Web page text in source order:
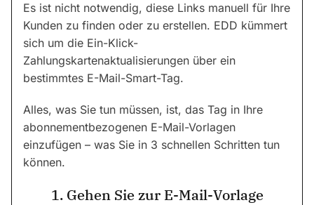
Es ist nicht notwendig, diese Links manuell für Ihre
Kunden zu finden oder zu erstellen. EDD kümmert
sich um die Ein-Klick-
Zahlungskartenaktualisierungen über ein
bestimmtes E-Mail-Smart-Tag.
Alles, was Sie tun müssen, ist, das Tag in Ihre
abonnementbezogenen E-Mail-Vorlagen
einzufügen – was Sie in 3 schnellen Schritten tun
können.
1. Gehen Sie zur E-Mail-Vorlage